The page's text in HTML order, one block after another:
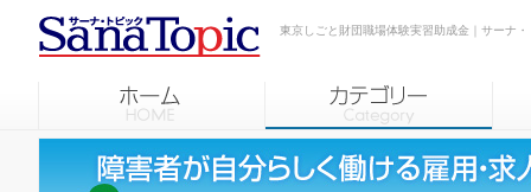
東京しごと財団職場体験実習助成金｜サーナ